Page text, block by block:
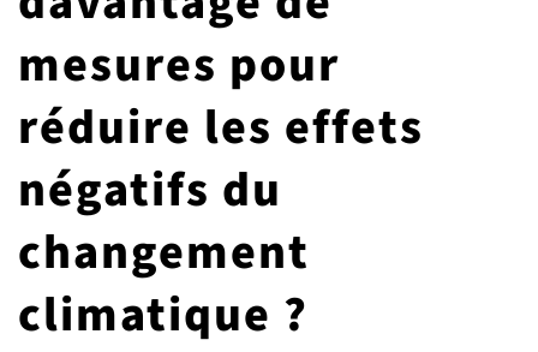
G7 / G20
TOUS LES THÈMES
VIDÉOS
mesures pour
réduire les effets
négatifs du
changement
climatique ?